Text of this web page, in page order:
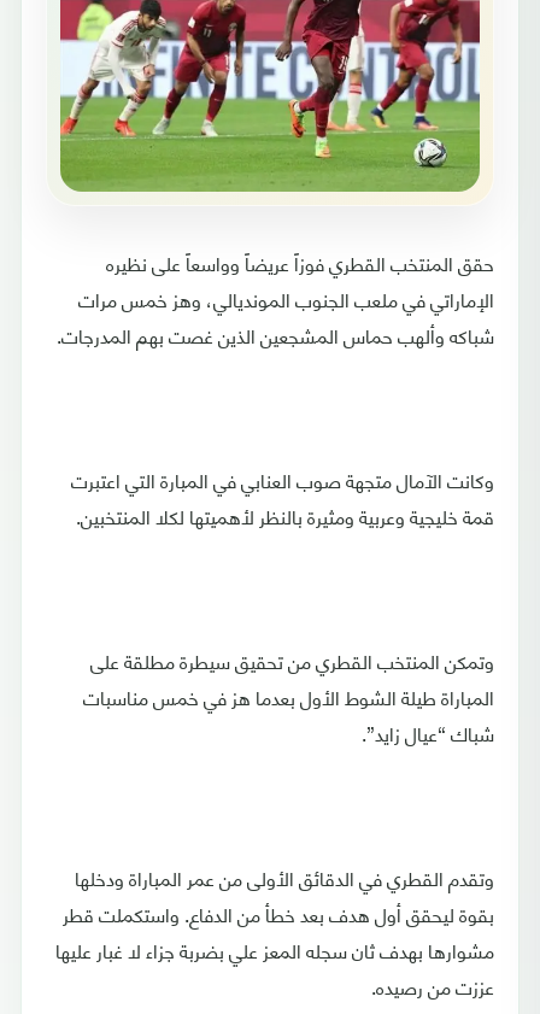
حقق المنتخب القطري فوزاً عريضاً وواسعاً على نظيره
الإماراتي في ملعب الجنوب المونديالي، وهز خمس مرات
شباكه وألهب حماس المشجعين الذين غصت بهم المدرجات.
وكانت الآمال متجهة صوب العنابي في المبارة التي اعتبرت
قمة خليجية وعربية ومثيرة بالنظر لأهميتها لكلا المنتخبين.
وتمكن المنتخب القطري من تحقيق سيطرة مطلقة على
المباراة طيلة الشوط الأول بعدما هز في خمس مناسبات
شباك “عيال زايد”.
وتقدم القطري في الدقائق الأولى من عمر المباراة ودخلها
بقوة ليحقق أول هدف بعد خطأ من الدفاع. واستكملت قطر
مشوارها بهدف ثان سجله المعز علي بضربة جزاء لا غبار عليها
عززت من رصيده.